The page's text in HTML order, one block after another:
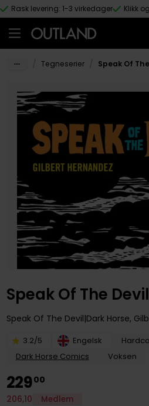
Hopp til hovedinnhold
Rask levering: 1-3 virkedager Klikk
Tegneserier Speak Of
Speak Of The Devil
Speak Of The Devil Dark Horse,
3.2/5 Engelsk
Dark Horse Comics
Voksen
22900
206,10 Medlem